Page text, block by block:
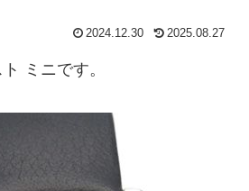
2024.12.30 2025.08.27
ミニです。